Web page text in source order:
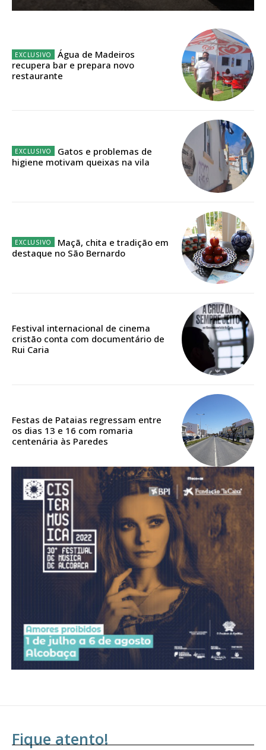
Escolha o plano de assinatura desejado:
32€
Edição em papel entregue à Quinta-feira em sua
casa
Acesso ao conteúdo online
Acesso aos conteúdos Exclusivos para
Escolha o plano
DIGITAL ANUAL
16
12 meses
Acesso ao conteúdo online
Acesso aos conteúdos Exclusivos para
assinantes
Ofertas para assinatura anual
Escolha o plano
Água de Madeiros
recupera bar e prepara novo
restaurante
Gatos e problemas de
higiene motivam queixas na vila
Maçã, chita e tradição em
destaque no São Bernardo
Festival internacional de cinema
cristão conta com documentário de
Rui Caria
Festas de Pataias regressam entre
os dias 13 e 16 com romaria
centenária às Paredes
Fique atento!